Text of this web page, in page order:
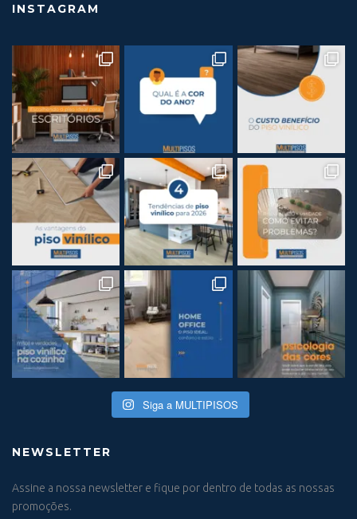
INSTAGRAM
Siga a MULTIPISOS
NEWSLETTER
Assine a nossa newsletter e fique por dentro de todas as nossas
promoções.